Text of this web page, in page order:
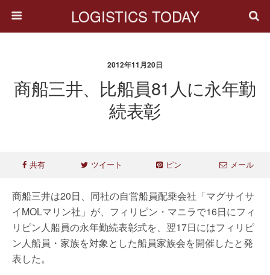
LOGISTICS TODAY
2012年11月20日
商船三井、比船員81人に永年勤
続表彰
共有 ツイート ピン メール
商船三井は20日、同社の自営船員配乗会社「マグサイサ
イMOLマリン社」が、フィリピン・マニラで16日にフィ
リピン人船員の永年勤続表彰式を、翌17日にはフィリピ
ン人船員・家族を対象とした船員家族会を開催したと発
表した。